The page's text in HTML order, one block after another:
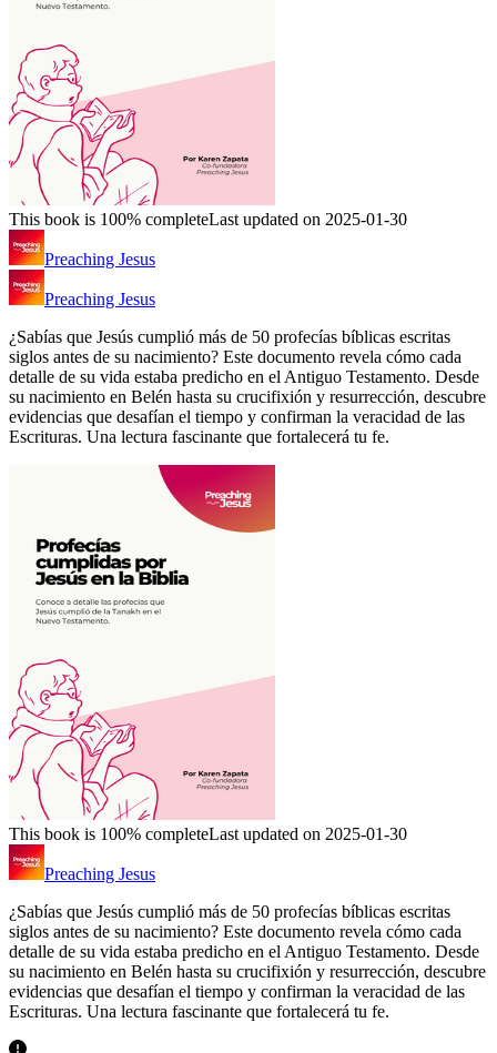
This book is 100% completeLast updated on 2025-01-30
Preaching Jesus
Preaching Jesus
¿Sabías que Jesús cumplió más de 50 profecías bíblicas escritas
siglos antes de su nacimiento? Este documento revela cómo cada
detalle de su vida estaba predicho en el Antiguo Testamento. Desde
su nacimiento en Belén hasta su crucifixión y resurrección, descubre
evidencias que desafían el tiempo y confirman la veracidad de las
Escrituras. Una lectura fascinante que fortalecerá tu fe.
This book is 100% completeLast updated on 2025-01-30
Preaching Jesus
¿Sabías que Jesús cumplió más de 50 profecías bíblicas escritas
siglos antes de su nacimiento? Este documento revela cómo cada
detalle de su vida estaba predicho en el Antiguo Testamento. Desde
su nacimiento en Belén hasta su crucifixión y resurrección, descubre
evidencias que desafían el tiempo y confirman la veracidad de las
Escrituras. Una lectura fascinante que fortalecerá tu fe.